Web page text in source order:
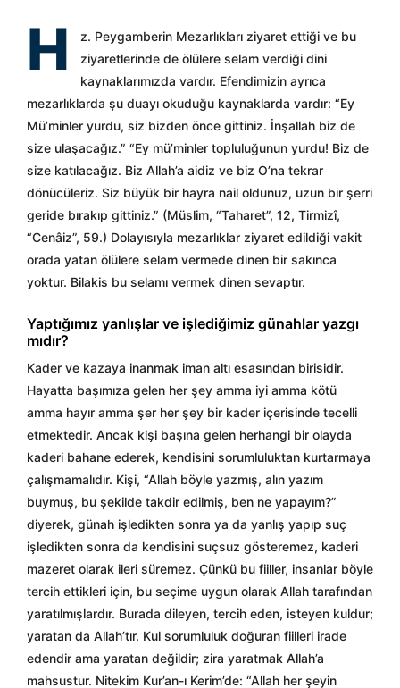
H
z. Peygamberin Mezarlıkları ziyaret ettiği ve bu
ziyaretlerinde de ölülere selam verdiği dini
kaynaklarımızda vardır. Efendimizin ayrıca
mezarlıklarda şu duayı okuduğu kaynaklarda vardır: “Ey
Mü’minler yurdu, siz bizden önce gittiniz. İnşallah biz de
size ulaşacağız.” “Ey mü’minler topluluğunun yurdu! Biz de
size katılacağız. Biz Allah’a aidiz ve biz O’na tekrar
dönücüleriz. Siz büyük bir hayra nail oldunuz, uzun bir şerri
geride bırakıp gittiniz.” (Müslim, “Taharet”, 12, Tirmizî,
“Cenâiz”, 59.) Dolayısıyla mezarlıklar ziyaret edildiği vakit
orada yatan ölülere selam vermede dinen bir sakınca
yoktur. Bilakis bu selamı vermek dinen sevaptır.
Yaptığımız yanlışlar ve işlediğimiz günahlar yazgı
mıdır?
Kader ve kazaya inanmak iman altı esasından birisidir.
Hayatta başımıza gelen her şey amma iyi amma kötü
amma hayır amma şer her şey bir kader içerisinde tecelli
etmektedir. Ancak kişi başına gelen herhangi bir olayda
kaderi bahane ederek, kendisini sorumluluktan kurtarmaya
çalışmamalıdır. Kişi, “Allah böyle yazmış, alın yazım
buymuş, bu şekilde takdir edilmiş, ben ne yapayım?”
diyerek, günah işledikten sonra ya da yanlış yapıp suç
işledikten sonra da kendisini suçsuz gösteremez, kaderi
mazeret olarak ileri süremez. Çünkü bu fiiller, insanlar böyle
tercih ettikleri için, bu seçime uygun olarak Allah tarafından
yaratılmışlardır. Burada dileyen, tercih eden, isteyen kuldur;
yaratan da Allah’tır. Kul sorumluluk doğuran fiilleri irade
edendir ama yaratan değildir; zira yaratmak Allah’a
mahsustur. Nitekim Kur’an-ı Kerim’de: “Allah her şeyin